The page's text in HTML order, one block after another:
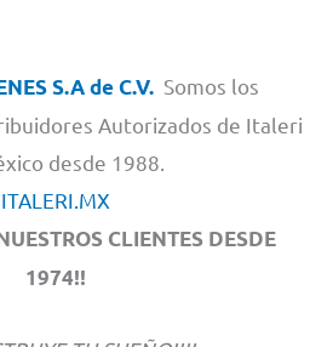
S.A de C.V. Somos los
Autorizados de Italeri
desde 1988.
ITALERI.MX
CLIENTES DESDE
1974!!